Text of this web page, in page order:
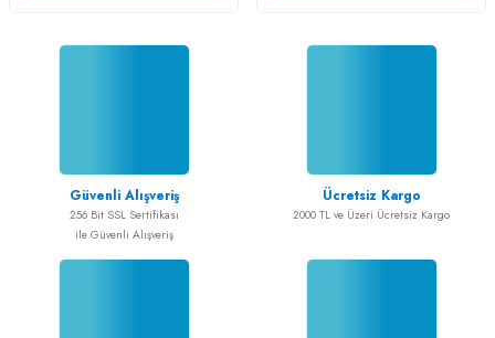
Güvenli Alışveriş
256 Bit SSL Sertifikası
ile Güvenli Alışveriş
Ücretsiz Kargo
2000 TL ve Üzeri Ücretsiz Kargo